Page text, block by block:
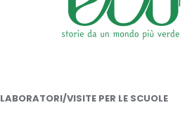
LABORATORI/VISITE PER LE SCUOLE